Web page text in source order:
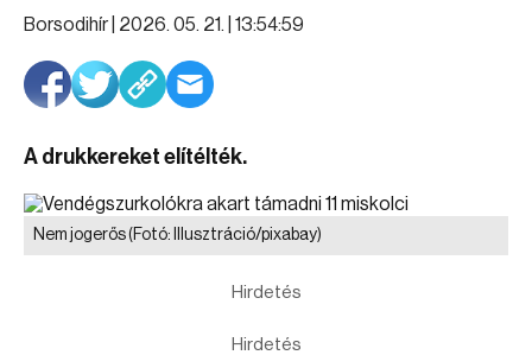
Borsodihír | 2026. 05. 21. | 13:54:59
A drukkereket elítélték.
Nem jogerős(Fotó: Illusztráció/pixabay)
Hirdetés
Hirdetés